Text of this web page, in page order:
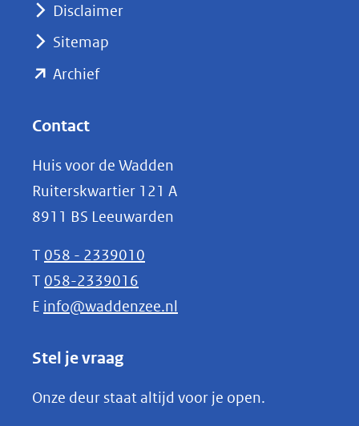
naar
Disclaimer
Sitemap
Archief(opent
(verwijst
naar
een
andere
website)
Contact
Huis voor de Wadden
Ruiterskwartier 121 A
8911 BS Leeuwarden
T 058 - 2339010
T 058-2339016
E info@waddenzee.nl
Stel je vraag
Onze deur staat altijd voor je open.